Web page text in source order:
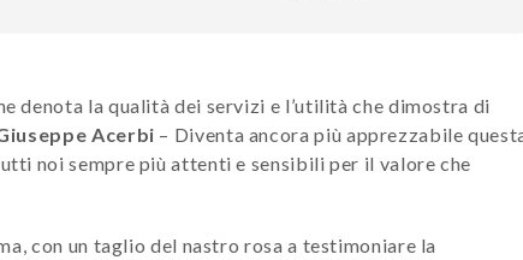
denota la qualità dei servizi e l’utilità che dimostra di
Acerbi – Diventa ancora più apprezzabile
noi sempre più attenti e sensibili per il valore che
con un taglio del nastro rosa a testimoniare la